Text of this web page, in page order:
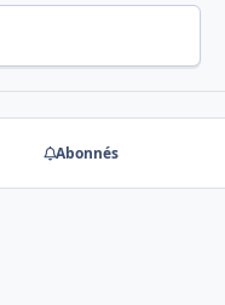
Abonnés